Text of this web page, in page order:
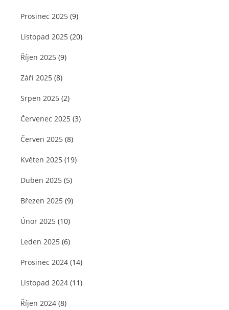
Prosinec 2025 (9)
Listopad 2025 (20)
Říjen 2025 (9)
Září 2025 (8)
Srpen 2025 (2)
Červenec 2025 (3)
Červen 2025 (8)
Květen 2025 (19)
Duben 2025 (5)
Březen 2025 (9)
Únor 2025 (10)
Leden 2025 (6)
Prosinec 2024 (14)
Listopad 2024 (11)
Říjen 2024 (8)